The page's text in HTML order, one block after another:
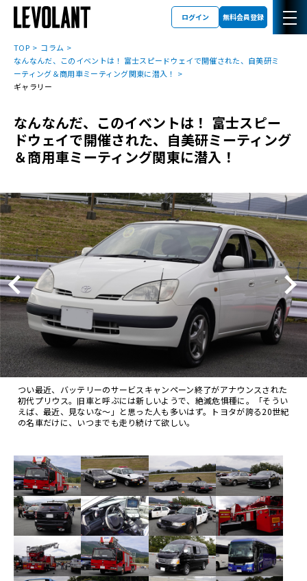
ログイン 無料会員登録
TOP
コラム
なんなんだ、このイベントは！ 富士スピードウェイで開催された、自美研ミ
ーティング＆商用車ミーティング関東に潜入！
ギャラリー
なんなんだ、このイベントは！ 富士スピー
ドウェイで開催された、自美研ミーティング
＆商用車ミーティング関東に潜入！
つい最近、バッテリーのサービスキャンペーン終了がアナウンスされた
初代プリウス。旧車と呼ぶには新しいようで、絶滅危惧種に。「そうい
えば、最近、見ないな～」と思った人も多いはず。トヨタが誇る20世紀
の名車だけに、いつまでも走り続けて欲しい。